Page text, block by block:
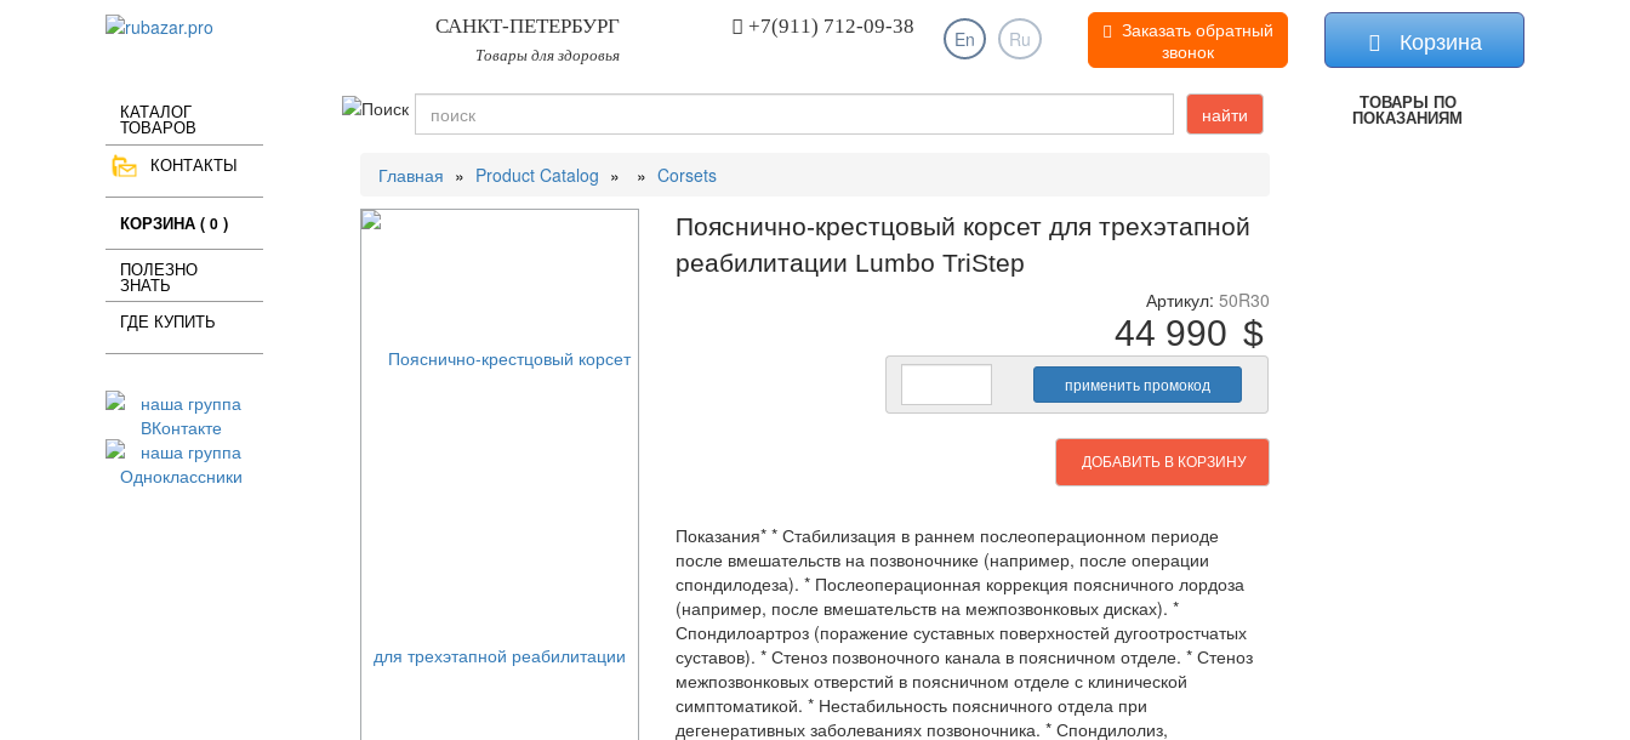
САНКТ-ПЕТЕРБУРГ
Товары для здоровья
+7(911) 712-09-38
En Ru
Заказать обратный
звонок
Корзина
КАТАЛОГ
ТОВАРОВ
КОНТАКТЫ
КОРЗИНА ( 0 )
ПОЛЕЗНО
ЗНАТЬ
ГДЕ КУПИТЬ
найти
Главная Product Catalog Corsets
Пояснично-крестцовый корсет для трехэтапной
реабилитации Lumbo TriStep
Артикул: 50R30
44 990 $
ДОБАВИТЬ В КОРЗИНУ
Показания* * Стабилизация в раннем послеоперационном периоде
после вмешательств на позвоночнике (например, после операции
спондилодеза). * Послеоперационная коррекция поясничного лордоза
(например, после вмешательств на межпозвонковых дисках). *
Спондилоартроз (поражение суставных поверхностей дугоотростчатых
суставов). * Стеноз позвоночного канала в поясничном отделе. * Стеноз
межпозвонковых отверстий в поясничном отделе с клинической
симптоматикой. * Нестабильность поясничного отдела при
дегенеративных заболеваниях позвоночника. * Спондилолиз,
ТОВАРЫ ПО
ПОКАЗАНИЯМ